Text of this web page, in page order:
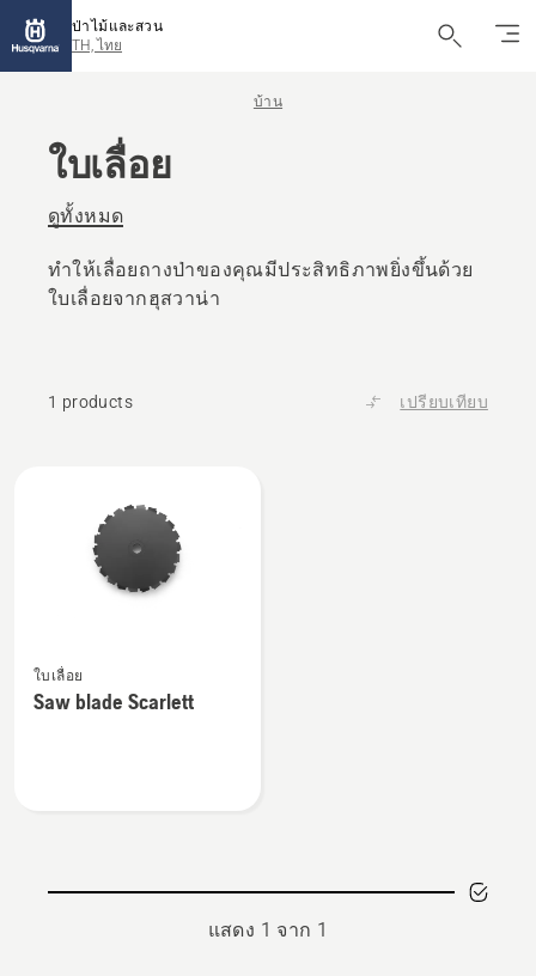
ป่าไม้และสวน
TH, ไทย
บ้าน
ใบเลื่อย
ดูทั้งหมด
ทำให้เลื่อยถางป่าของคุณมีประสิทธิภาพยิ่งขึ้นด้วย
ใบเลื่อยจากฮุสวาน่า
1 products เปรียบเทียบ
products
ราย
ละเอียด
ใบเลื่อย
Saw blade Scarlett
แสดง 1 จาก 1